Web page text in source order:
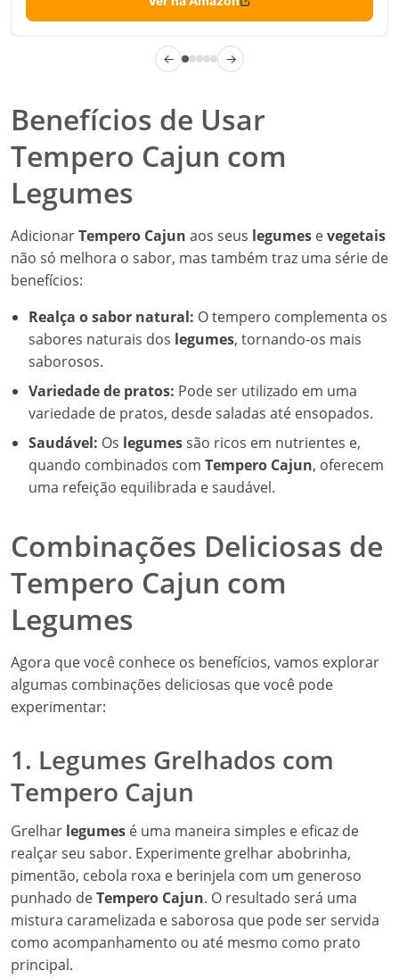
← →
Benefícios de Usar
Tempero Cajun com
Legumes
AdicionarTempero Cajun aos seus legumes evegetais
não só melhora o sabor, mas também traz uma série de
benefícios:
Realça o sabor natural: O tempero complementa os
sabores naturais dos legumes, tornando-os mais
saborosos.
Variedade de pratos: Pode ser utilizado em uma
variedade de pratos, desde saladas até ensopados.
Saudável: Os legumessão ricos em nutrientes e,
quando combinados com Tempero Cajun, oferecem
uma refeição equilibrada e saudável.
Combinações Deliciosas de
Tempero Cajun com
Legumes
Agora que você conhece os benefícios, vamos explorar
algumas combinações deliciosas que você pode
experimentar:
1. Legumes Grelhados com
Tempero Cajun
Grelhar legumes é uma maneira simples e eficaz de
realçar seu sabor. Experimente grelhar abobrinha,
pimentão, cebola roxa e berinjela com um generoso
punhado deTempero Cajun. O resultado será uma
mistura caramelizada e saborosa que pode ser servida
como acompanhamento ou até mesmo como prato
principal.